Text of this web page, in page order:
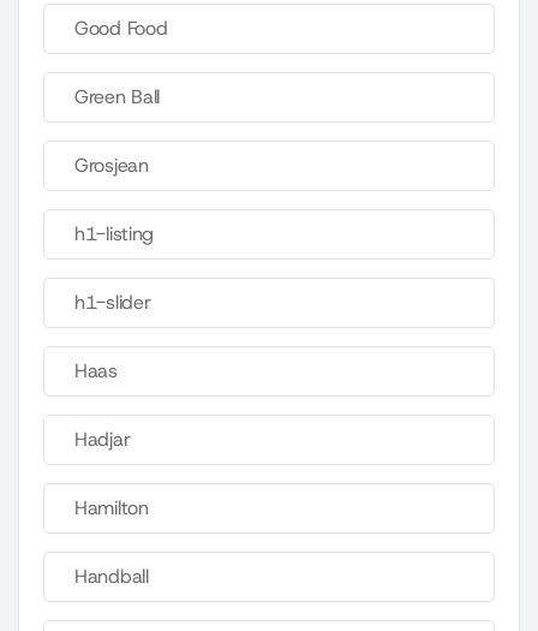
Good Food
Green Ball
Grosjean
h1-listing
h1-slider
Haas
Hadjar
Hamilton
Handball